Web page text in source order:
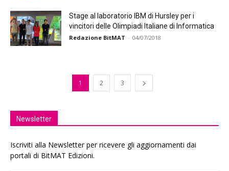
Stage al laboratorio IBM di Hursley per i
vincitori delle Olimpiadi Italiane di Informatica
Redazione BitMAT - 04/07/2018
1 2 3
Newsletter
Iscriviti alla Newsletter per ricevere gli aggiornamenti dai
portali di BitMAT Edizioni.